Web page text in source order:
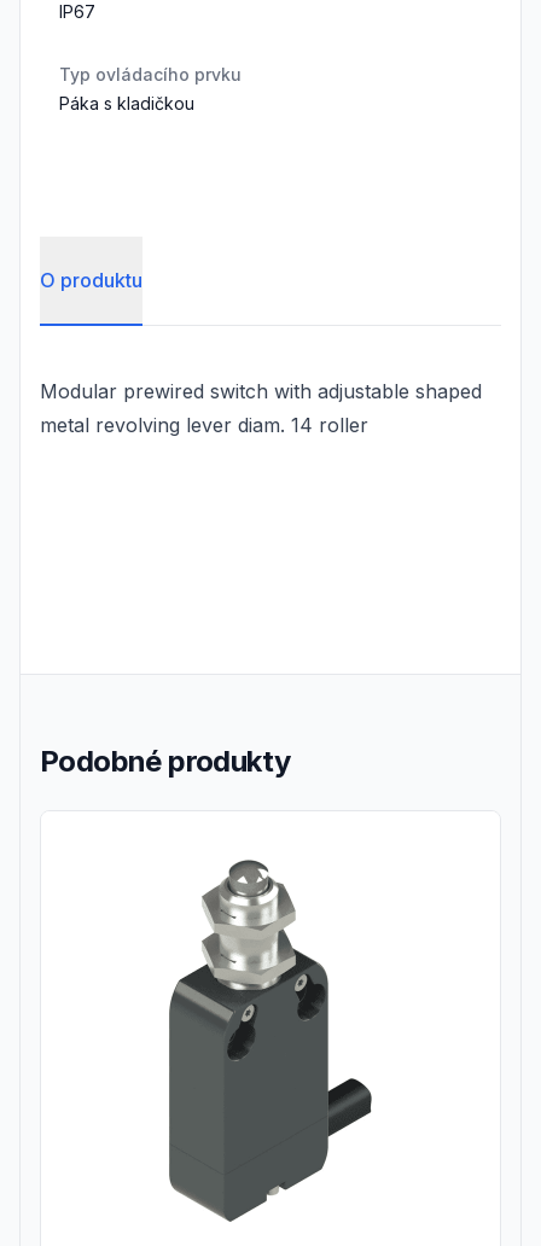
IP67
Typ ovládacího prvku
Páka s kladičkou
O produktu
Modular prewired switch with adjustable shaped
metal revolving lever diam. 14 roller
Podobné produkty